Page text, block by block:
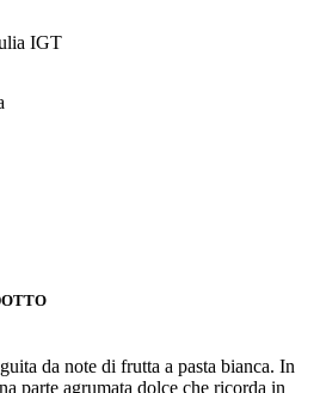
IGT
da note di frutta a pasta bianca. In
parte agrumata dolce che ricorda in